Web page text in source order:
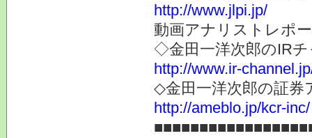
http://www.jlpi.jp/
動画アナリストレポ
◇金田一洋次郎のIR
http://www.ir-
◇金田一洋次郎の証券
http://ameblo.jp/kcr-inc/